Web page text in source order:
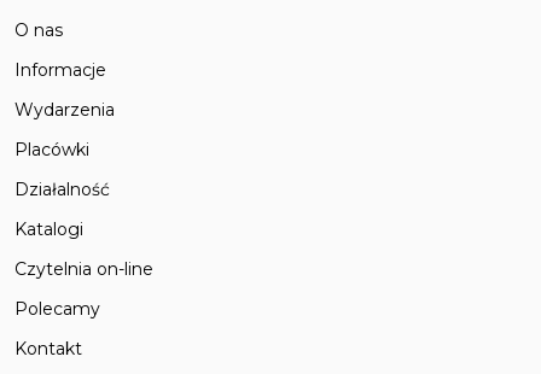
O nas
Informacje
Wydarzenia
Placówki
Działalność
Katalogi
Czytelnia on-line
Polecamy
Kontakt